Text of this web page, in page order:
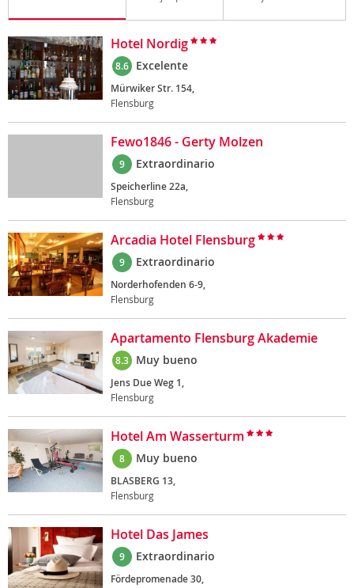
Hotel Nordig
8.6 Excelente
Mürwiker Str. 154,
Flensburg
Fewo1846 - Gerty Molzen
9 Extraordinario
Speicherline 22a,
Flensburg
Arcadia Hotel Flensburg
9 Extraordinario
Norderhofenden 6-9,
Flensburg
Apartamento Flensburg Akademie
8.3 Muy bueno
Jens Due Weg 1,
Flensburg
Hotel Am Wasserturm
8 Muy bueno
BLASBERG 13,
Flensburg
Hotel Das James
9 Extraordinario
Fördepromenade 30,